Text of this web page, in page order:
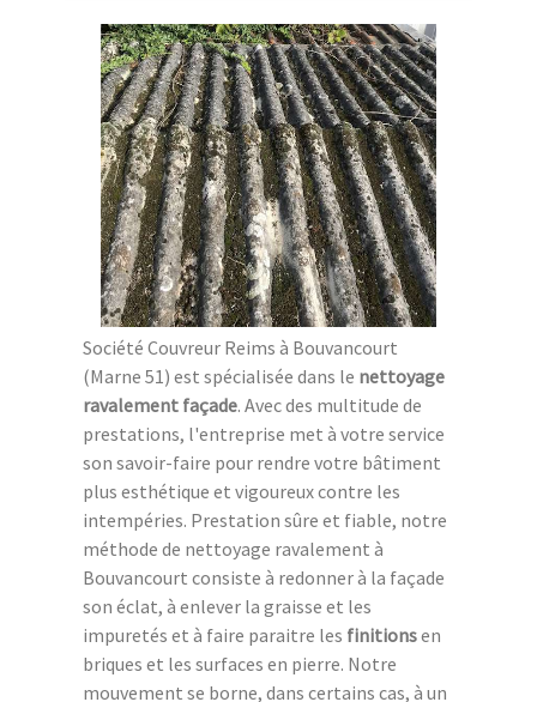
Société Couvreur Reims à Bouvancourt
(Marne 51) est spécialisée dans le nettoyage
ravalement façade. Avec des multitude de
prestations, l'entreprise met à votre service
son savoir-faire pour rendre votre bâtiment
plus esthétique et vigoureux contre les
intempéries. Prestation sûre et fiable, notre
méthode de nettoyage ravalement à
Bouvancourt consiste à redonner à la façade
son éclat, à enlever la graisse et les
impuretés et à faire paraitre les finitionsen
briques et les surfaces en pierre. Notre
mouvement se borne, dans certains cas, à un